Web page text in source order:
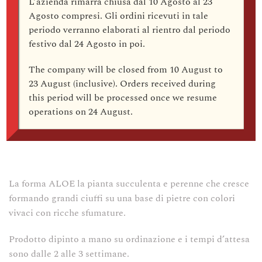
quantità
CACTACEAE, più comunemente detta CACTUS.
Abbiamo realizzato questa vasta collezione di una
LIBERTA“ esse infatti vivono negli ambienti più ostili in
piena autonomia e senza alcuna cura. Ogni esemplare è
realizzato interamente a mano dal nostro maestro
ceramista in tiratura limitata e un certificato ne garantisce
l’autenticità.
La forma ALOE la pianta succulenta e perenne che cresce
formando grandi ciuffi su una base di pietre con colori
vivaci con ricche sfumature.
Prodotto dipinto a mano su ordinazione e i tempi d’attesa
sono dalle 2 alle 3 settimane.
Agosto compresi. Gli ordini ricevuti in tale
periodo verranno elaborati al rientro dal periodo
festivo dal24 Agosto in poi.
The companywill be closed from 10 August to
23 August (inclusive). Orders received during
this period will be processed once we resume
operations on24 August.